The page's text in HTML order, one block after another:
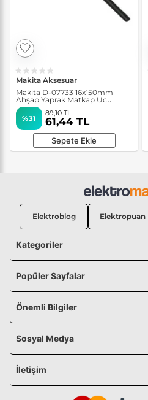
Makita Aksesuar
Makita D-07733 16x150mm
Ahşap Yaprak Matkap Ucu
%31
89,10 TL
61,44 TL
Sepete Ekle
Elektroblog Elektropuan
Kategoriler
Popüler Sayfalar
Önemli Bilgiler
Sosyal Medya
İletişim